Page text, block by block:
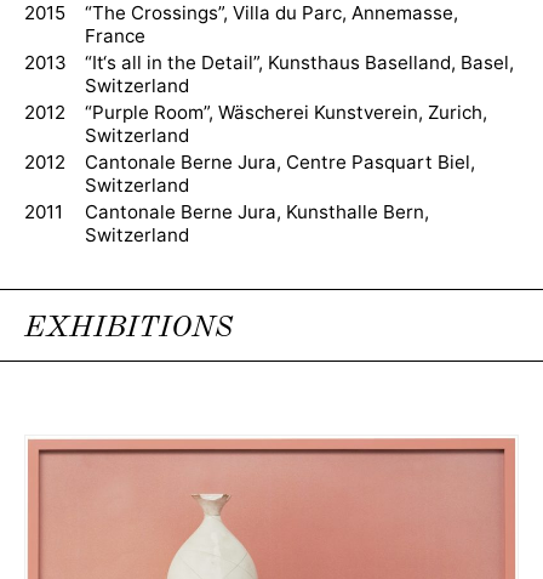
2015
“The Crossings”, Villa du Parc, Annemasse,
France
2013
“It‘s all in the Detail”, Kunsthaus Baselland, Basel,
Switzerland
2012
“Purple Room”, Wäscherei Kunstverein, Zurich,
Switzerland
2012
Cantonale Berne Jura, Centre Pasquart Biel,
Switzerland
2011
Cantonale Berne Jura, Kunsthalle Bern,
Switzerland
EXHIBITIONS